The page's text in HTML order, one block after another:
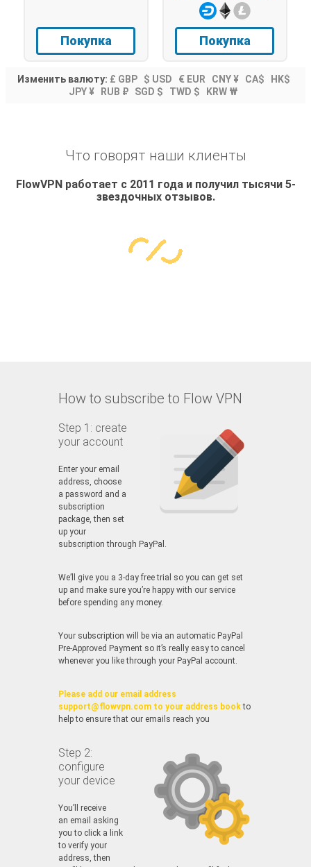
Покупка Покупка
Изменить валюту: £ GBP $ USD € EUR CNY ¥ CA$
HK$
JPY ¥
RUB ₽ SGD $ TWD $ KRW ₩
Что говорят наши клиенты
FlowVPN работает с 2011 года и получил тысячи 5-
звездочных отзывов.
How to subscribe to Flow VPN
Step 1: create
your account
Enter your email
address, choose
a password and a
subscription
package, then set
up your
subscription through PayPal.
We’ll give you a 3-day free trial so you can get set
up and make sure you’re happy with our service
before spending any money.
Your subscription will be via an automatic PayPal
Pre-Approved Payment so it’s really easy to cancel
whenever you like through your PayPal account.
Please add our email address
support@flowvpn.com to your address bookto
help to ensure that our emails reach you
Step 2:
configure
your device
You’ll receive
an email asking
you to click a link
to verify your
address, then